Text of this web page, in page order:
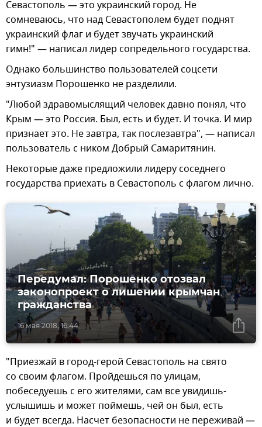
Севастополь — это украинский город. Не
сомневаюсь, что над Севастополем будет поднят
украинский флаг и будет звучать украинский
гимн!" — написал лидер сопредельного государства.
​Однако большинство пользователей соцсети
энтузиазм Порошенко не разделили.
"Любой здравомыслящий человек давно понял, что
Крым — это Россия. Был, есть и будет. И точка. И мир
признает это. Не завтра, так послезавтра", — написал
пользователь с ником Добрый Самаритянин.
Некоторые даже предложили лидеру соседнего
государства приехать в Севастополь с флагом лично.
16 мая 2018, 16:44
Передумал: Порошенко отозвал
законопроект о лишении крымчан
гражданства
"Приезжай в город-герой Севастополь на свято
со своим флагом. Пройдешься по улицам,
побеседуешь с его жителями, сам все увидишь-
услышишь и может поймешь, чей он был, есть
и будет всегда. Насчет безопасности не переживай —